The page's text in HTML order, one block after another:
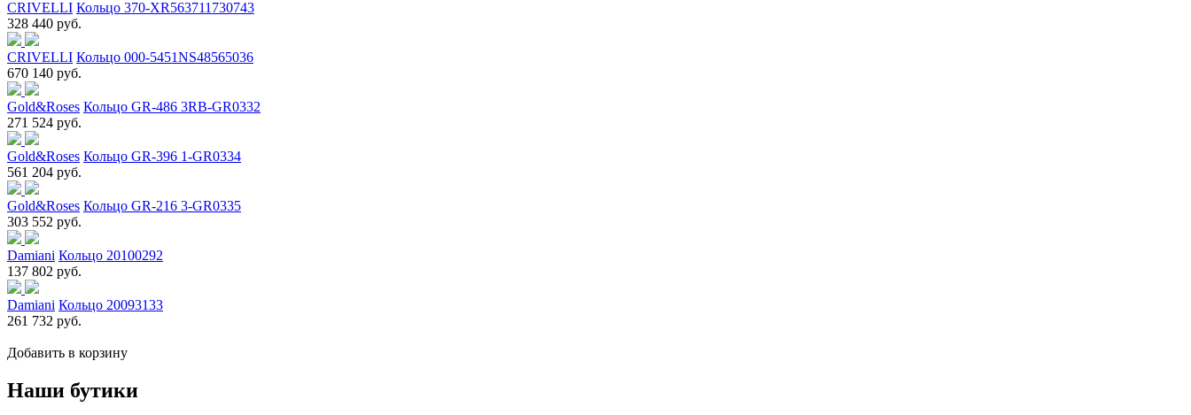
CRIVELLI Кольцо 370-XR563711730743
328 440 руб.
CRIVELLI Кольцо 000-5451NS48565036
670 140 руб.
Gold&Roses Кольцо GR-486 3RB-GR0332
271 524 руб.
Gold&Roses Кольцо GR-396 1-GR0334
561 204 руб.
Gold&Roses Кольцо GR-216 3-GR0335
303 552 руб.
Damiani Кольцо 20100292
137 802 руб.
Damiani Кольцо 20093133
261 732 руб.
Добавить в корзину
Наши бутики